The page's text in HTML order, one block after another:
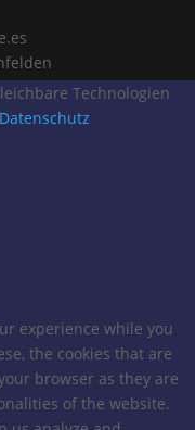
Technologien
Datenschutz
experience while you
the cookies that are
browser as they are
of the website.